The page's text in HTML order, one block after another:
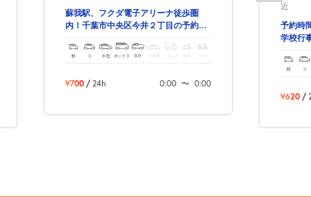
蘇我駅、フクダ電子アリーナ徒歩圏
内！千葉市中央区今井２丁目の予約で
軽 コ 中型 ボックス SUV トラック バイク
¥700 / 24h 0:00 〜 0:00
近
予約時
学校行
軽 コ
¥620 /